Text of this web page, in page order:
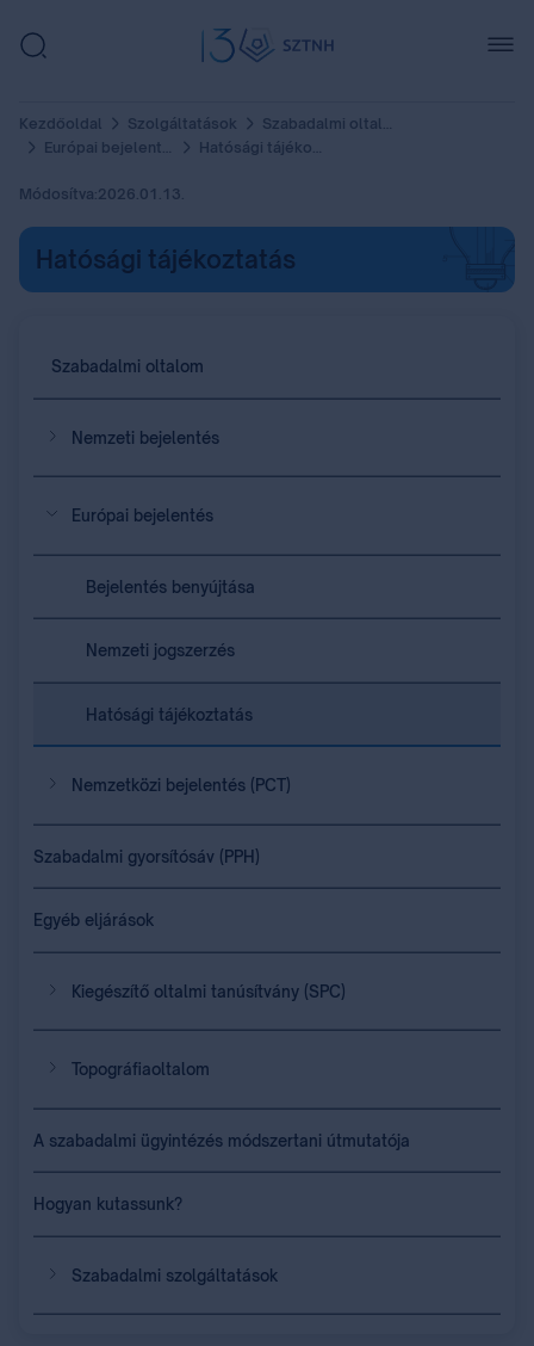
Kezdőoldal Szolgáltatások
Szabadalmi oltalom
Európai bejelentés
Hatósági tájékoztatás
Módosítva:2026.01.13.
Hatósági tájékoztatás
Szabadalmi oltalom
Nemzeti bejelentés
Európai bejelentés
Bejelentés benyújtása
Nemzeti jogszerzés
Hatósági tájékoztatás
Nemzetközi bejelentés (PCT)
Szabadalmi gyorsítósáv (PPH)
Egyéb eljárások
Kiegészítő oltalmi tanúsítvány (SPC)
Topográfiaoltalom
A szabadalmi ügyintézés módszertani útmutatója
Hogyan kutassunk?
Szabadalmi szolgáltatások